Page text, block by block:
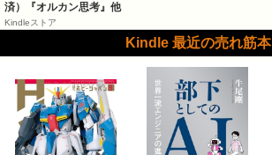
済）『オルカン思考』他
Kindleストア
Kindle 最近の売れ筋本